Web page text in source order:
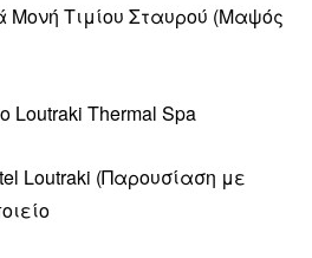
Μονή Τιμίου Σταυρού (Μαψός
Loutraki Thermal Spa
Loutraki (Παρουσίαση με